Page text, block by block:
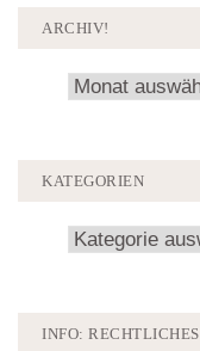
ARCHIV!
Archiv!
KATEGORIEN
Kategorien
INFO: RECHTLICHES